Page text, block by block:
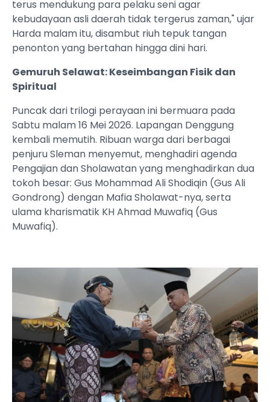
terus mendukung para pelaku seni agar
kebudayaan asli daerah tidak tergerus zaman," ujar
Harda malam itu, disambut riuh tepuk tangan
penonton yang bertahan hingga dini hari.
Gemuruh Selawat: Keseimbangan Fisik dan
Spiritual
Puncak dari trilogi perayaan ini bermuara pada
Sabtu malam 16 Mei 2026. Lapangan Denggung
kembali memutih. Ribuan warga dari berbagai
penjuru Sleman menyemut, menghadiri agenda
Pengajian dan Sholawatan yang menghadirkan dua
tokoh besar: Gus Mohammad Ali Shodiqin (Gus Ali
Gondrong) dengan Mafia Sholawat-nya, serta
ulama kharismatik KH Ahmad Muwafiq (Gus
Muwafiq).